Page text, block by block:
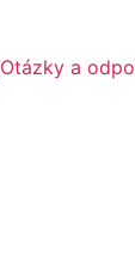
Otázky a